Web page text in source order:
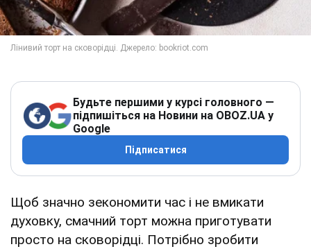
Будьте першими у курсі головного —
підпишіться на Новини на OBOZ.UA у
Google
Підписатися
Щоб значно зекономити час і не вмикати
духовку, смачний торт можна приготувати
просто на сковорідці. Потрібно зробити